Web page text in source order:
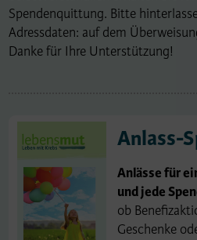
Spendenquittung. Bitte
Adressdaten: auf dem
Danke für Ihre Unterstützung!
Anlass-
Anlässe für
und jede
ob
Geschenke